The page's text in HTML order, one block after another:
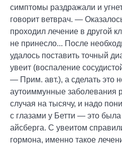
симптомы раздражали и
говорит ветврач. —
проходил лечение в другой
не принесло... После
удалось поставить точный
увеит (воспаление
— Прим. авт.), а сделать это
аутоиммунные заболевания
случая на тысячу, и надо
с глазами у Бетти — это
айсберга. С увеитом
гормона, именно такое